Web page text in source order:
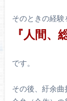
そのときの経験
『人間、
です。
その後、紆余曲